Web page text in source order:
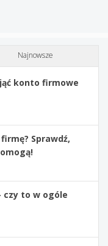
Najnowsze
konto firmowe
firmę? Sprawdź,
czy to w ogóle